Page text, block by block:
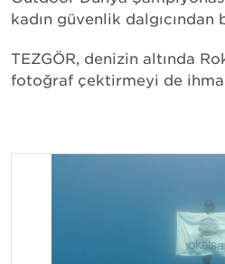
kadın güvenlik dalgıcından
TEZGÖR, denizin altında
fotoğraf çektirmeyi de